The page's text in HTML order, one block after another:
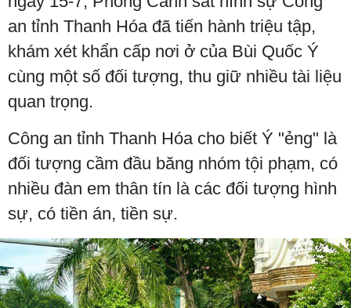
an tỉnh Thanh Hóa đã tiến hành triệu tập,
khám xét khẩn cấp nơi ở của Bùi Quốc Ý
cùng một số đối tượng, thu giữ nhiều tài liệu
quan trọng.
Công an tỉnh Thanh Hóa cho biết Ý "ẻng" là
đối tượng cầm đầu băng nhóm tội phạm, có
nhiều đàn em thân tín là các đối tượng hình
sự, có tiền án, tiền sự.